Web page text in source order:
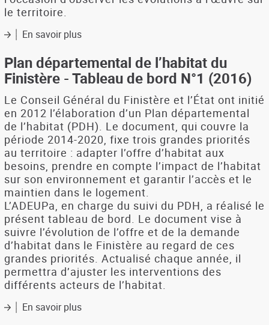
le territoire.
En savoir plussur
départemental
de
l’habitat
du
Finistère
-
Tableau
de
bord
N°
2
(2017)
Plan départemental de l’habitat du
Finistère - Tableau de bord N°1 (2016)
Le Conseil Général du Finistère et l’État ont initié
en 2012 l’élaboration d’un Plan départemental
de l’habitat (PDH). Le document, qui couvre la
période 2014-2020, fixe trois grandes priorités
au territoire : adapter l’offre d’habitat aux
besoins, prendre en compte l’impact de l’habitat
sur son environnement et garantir l’accès et le
maintien dans le logement.
L’ADEUPa, en charge du suivi du PDH, a réalisé le
présent tableau de bord. Le document vise à
suivre l’évolution de l’offre et de la demande
d’habitat dans le Finistère au regard de ces
grandes priorités. Actualisé chaque année, il
permettra d’ajuster les interventions des
différents acteurs de l’habitat.
En savoir plussur